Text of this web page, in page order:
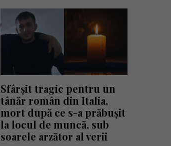
Sfârșit tragic pentru un
tânăr român din Italia,
mort după ce s-a prăbușit
la locul de muncă, sub
soarele arzător al verii